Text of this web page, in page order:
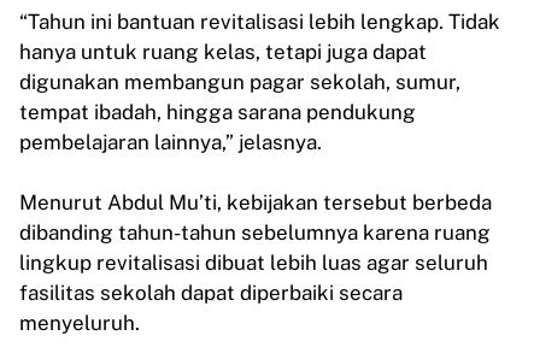
“Tahun ini bantuan revitalisasi lebih lengkap. Tidak
hanya untuk ruang kelas, tetapi juga dapat
digunakan membangun pagar sekolah, sumur,
tempat ibadah, hingga sarana pendukung
pembelajaran lainnya,” jelasnya.
Menurut Abdul Mu’ti, kebijakan tersebut berbeda
dibanding tahun-tahun sebelumnya karena ruang
lingkup revitalisasi dibuat lebih luas agar seluruh
fasilitas sekolah dapat diperbaiki secara
menyeluruh.